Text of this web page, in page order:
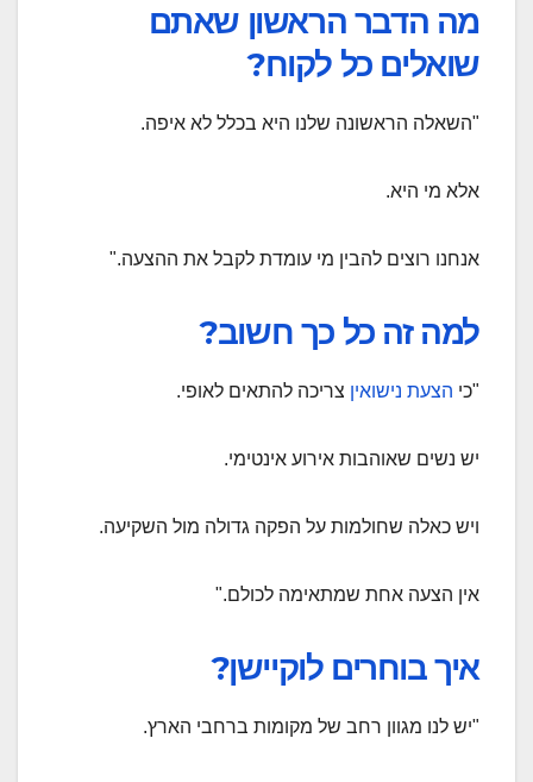
מה הדבר הראשון שאתם
שואלים כל לקוח?
"השאלה הראשונה שלנו היא בכלל לא איפה.
אלא מי היא.
אנחנו רוצים להבין מי עומדת לקבל את ההצעה."
למה זה כל כך חשוב?
"כי הצעת נישואין צריכה להתאים לאופי.
יש נשים שאוהבות אירוע אינטימי.
ויש כאלה שחולמות על הפקה גדולה מול השקיעה.
אין הצעה אחת שמתאימה לכולם."
איך בוחרים לוקיישן?
"יש לנו מגוון רחב של מקומות ברחבי הארץ.